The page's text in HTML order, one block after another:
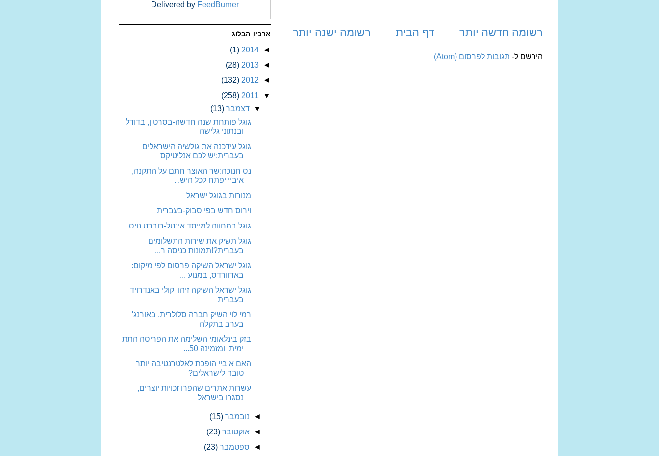
רשומה חדשה יותר רשומה ישנה יותר דף הבית
הירשם ל- תגובות לפרסום (Atom)
Delivered by FeedBurner
ארכיון הבלוג
◄
2014
(1)
◄
2013
(28)
◄
2012
(132)
▼
2011
(258)
▼דצמבר(13)
גוגל פותחת שנה חדשה-בסרטון, בדודל
ובנתוני גלישה
גוגל עידכנה את גולשיה הישראלים
בעברית:יש לכם אנליטיקס
נס חנוכה:שר האוצר חתם על התקנה,
איביי יפתח לכל היש...
מנורות בגוגל ישראל
וירוס חדש בפייסבוק-בעברית
גוגל במחווה למייסד אינטל-רוברט נויס
גוגל תשיק את שירות התשלומים
בעברית?!תמונות כניסה ר...
גוגל ישראל השיקה פרסום לפי מיקום:
באדוורדס, במנוע ...
גוגל ישראל השיקה זיהוי קולי באנדרויד
בעברית
רמי לוי השיק חברה סלולרית, באורנג'
בערב בתקלה
בזק בינלאומי השלימה את הפריסה התת
ימית, ומזמינה 50...
האם איביי הופכת לאלטרנטיבה יותר
טובה לישראלים?
עשרות אתרים שהפרו זכויות יוצרים,
נסגרו בישראל
◄ נובמבר(15)
◄אוקטובר(23)
◄ ספטמבר(23)